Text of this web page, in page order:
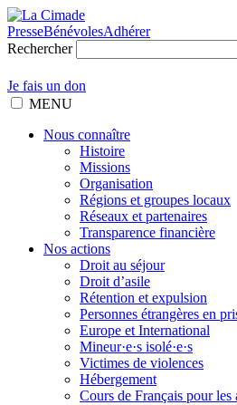
PresseBénévolesAdhérer
Rechercher
Je fais un don
MENU
Nous connaître
Histoire
Missions
Organisation
Régions et groupes locaux
Réseaux et partenaires
Transparence financière
Nos actions
Droit au séjour
Droit d’asile
Rétention et expulsion
Personnes étrangères en
Europe et International
Mineur·e·s isolé·e·s
Victimes de violences
Hébergement
Cours de Français pour les